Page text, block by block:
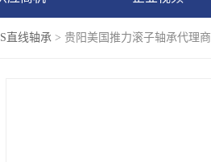
直线轴承 > 贵阳美国推力滚子轴承代理商